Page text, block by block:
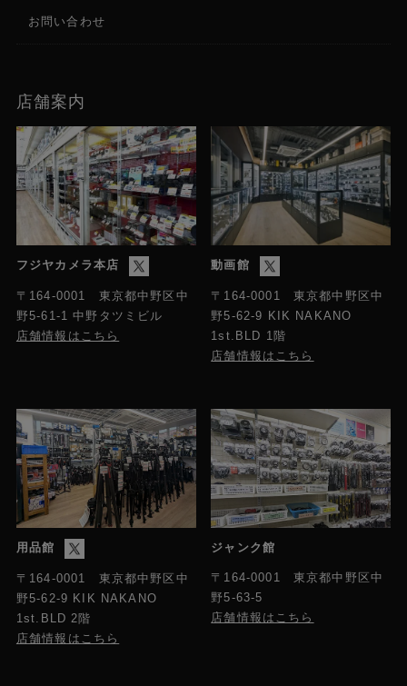
お問い合わせ
店舗案内
フジヤカメラ本店
〒164-0001 東京都中野区中
野5-61-1 中野タツミビル
店舗情報はこちら
動画館
〒164-0001 東京都中野区中
野5-62-9 KIK NAKANO
1st.BLD 1階
店舗情報はこちら
用品館
〒164-0001 東京都中野区中
野5-62-9 KIK NAKANO
1st.BLD 2階
店舗情報はこちら
ジャンク館
〒164-0001 東京都中野区中
野5-63-5
店舗情報はこちら